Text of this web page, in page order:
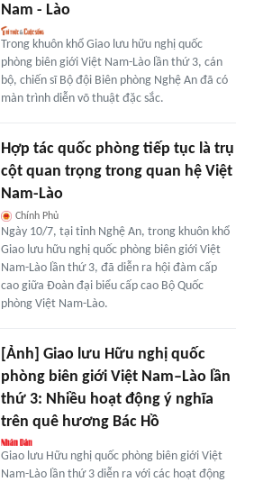
Nam - Lào
Trong khuôn khổ Giao lưu hữu nghị quốc
phòng biên giới Việt Nam-Lào lần thứ 3, cán
bộ, chiến sĩ Bộ đội Biên phòng Nghệ An đã có
màn trình diễn võ thuật đặc sắc.
Hợp tác quốc phòng tiếp tục là trụ
cột quan trọng trong quan hệ Việt
Nam-Lào
Chính Phủ
Ngày 10/7, tại tỉnh Nghệ An, trong khuôn khổ
Giao lưu hữu nghị quốc phòng biên giới Việt
Nam-Lào lần thứ 3, đã diễn ra hội đàm cấp
cao giữa Đoàn đại biểu cấp cao Bộ Quốc
phòng Việt Nam-Lào.
[Ảnh] Giao lưu Hữu nghị quốc
phòng biên giới Việt Nam–Lào lần
thứ 3: Nhiều hoạt động ý nghĩa
trên quê hương Bác Hồ
Giao lưu Hữu nghị quốc phòng biên giới Việt
Nam-Lào lần thứ 3 diễn ra với các hoạt động